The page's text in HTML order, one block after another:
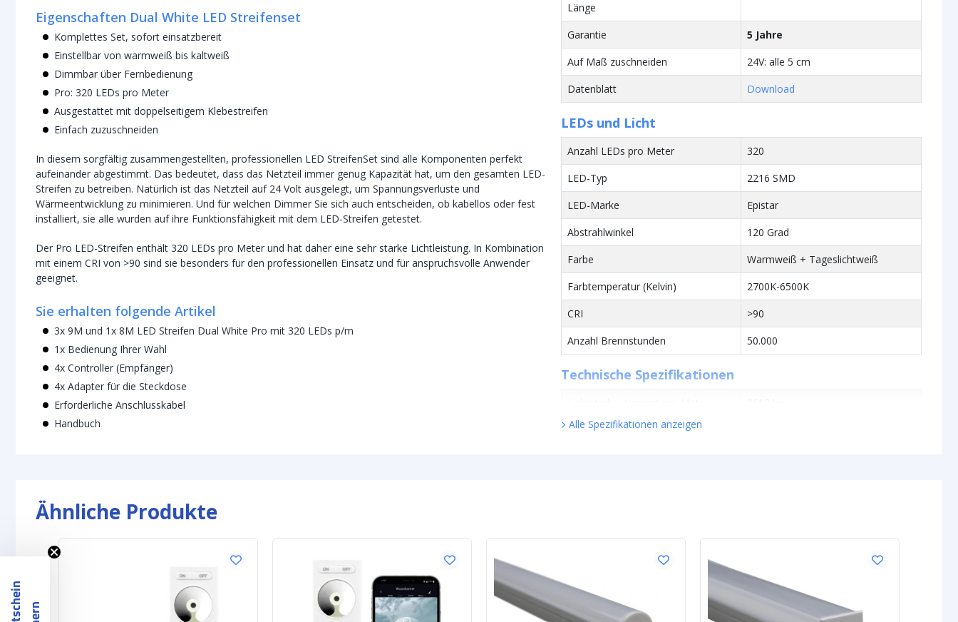
Eigenschaften Dual White LED Streifenset
Komplettes Set, sofort einsatzbereit
Einstellbar von warmweiß bis kaltweiß
Dimmbar über Fernbedienung
Pro: 320 LEDs pro Meter
Ausgestattet mit doppelseitigem Klebestreifen
Einfach zuzuschneiden
In diesem sorgfältig zusammengestellten, professionellen LED StreifenSet sind alle Komponenten perfekt
aufeinander abgestimmt. Das bedeutet, dass das Netzteil immer genug Kapazität hat, um den gesamten LED-
Streifen zu betreiben. Natürlich ist das Netzteil auf 24 Volt ausgelegt, um Spannungsverluste und
Wärmeentwicklung zu minimieren. Und für welchen Dimmer Sie sich auch entscheiden, ob kabellos oder fest
installiert, sie alle wurden auf ihre Funktionsfähigkeit mit dem LED-Streifen getestet.
Der Pro LED-Streifen enthält 320 LEDs pro Meter und hat daher eine sehr starke Lichtleistung. In Kombination
mit einem CRI von >90 sind sie besonders für den professionellen Einsatz und für anspruchsvolle Anwender
geeignet.
Sie erhalten folgende Artikel
3x 9M und 1x 8M LED Streifen Dual White Pro mit 320 LEDs p/m
1x Bedienung Ihrer Wahl
4x Controller (Empfänger)
4x Adapter für die Steckdose
Erforderliche Anschlusskabel
Handbuch
Länge
Garantie
5 Jahre
Auf Maß zuschneiden
24V: alle 5 cm
Datenblatt
Download
LEDs und Licht
Anzahl LEDs pro Meter
320
LED-Typ
2216 SMD
LED-Marke
Epistar
Abstrahlwinkel
120 Grad
Farbe
Warmweiß + Tageslichtweiß
Farbtemperatur (Kelvin)
2700K-6500K
CRI
>90
Anzahl Brennstunden
50.000
Technische Spezifikationen
Watt - Leistung pro Meter
Eigenschaften des Streifens
IP20, IP65 oder IP67
Material der wasserdichten
Schutzschicht (IP65/67)
Silikon
Alle Spezifikationen anzeigen
Ähnliche Produkte